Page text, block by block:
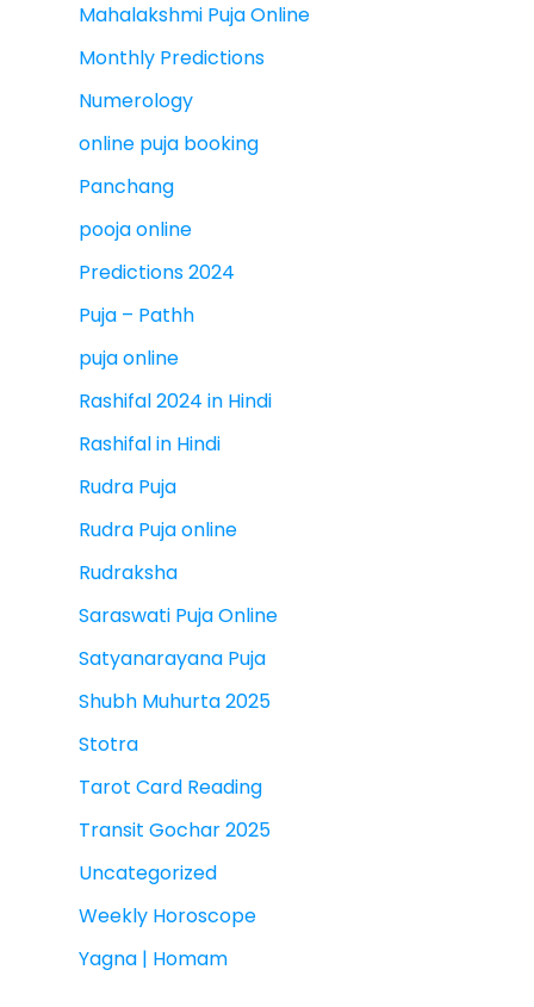
Mahalakshmi Puja Online
Monthly Predictions
Numerology
online puja booking
Panchang
pooja online
Predictions 2024
Puja – Pathh
puja online
Rashifal 2024 in Hindi
Rashifal in Hindi
Rudra Puja
Rudra Puja online
Rudraksha
Saraswati Puja Online
Satyanarayana Puja
Shubh Muhurta 2025
Stotra
Tarot Card Reading
Transit Gochar 2025
Uncategorized
Weekly Horoscope
Yagna | Homam